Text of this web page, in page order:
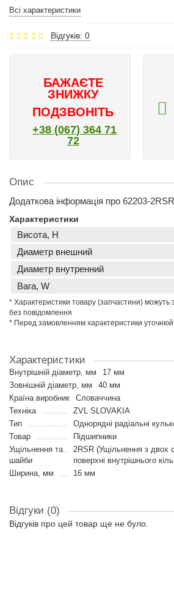
Всі характеристики
Відгуків: 0
БАЖАЄТЕ
ЗНИЖКУ
ПОДЗВОНІТЬ
+38 (067) 364 71
72
Опис
Додаткова інформація про 62203-
Характеристики
Висота, H
Диаметр внешний
Диаметр внутренний
Вага, W
* Характеристики товару (запчастини) можуть
без повідомлення
* Перед замовленням характеристики
Характеристики
Внутрішній діаметр, мм
17 мм
Зовнішній діаметр, мм
40 мм
Країна виробник
Словаччина
Техніка
ZVL SLOVAKIA
Тип
Однорядні радіальні
Товар
Підшипники
Ущільнення та
шайби
2RSR (Ущільнення з двох
поверхні внутрішнього
Ширина, мм
16 мм
Відгуки (0)
Відгуків про цей товар ще не було.